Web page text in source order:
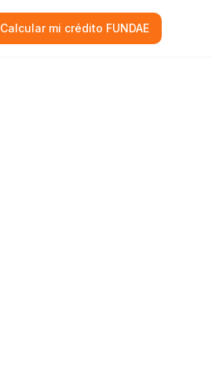
Calcular mi crédito FUNDAE